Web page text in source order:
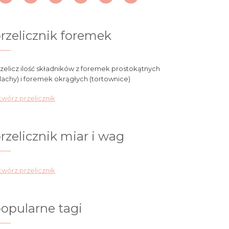
foremek
ilość składników z foremek prostokątnych
i foremek okrągłych (tortownice)
przelicznik
miar i wag
przelicznik
tagi